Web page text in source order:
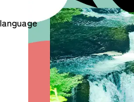
language